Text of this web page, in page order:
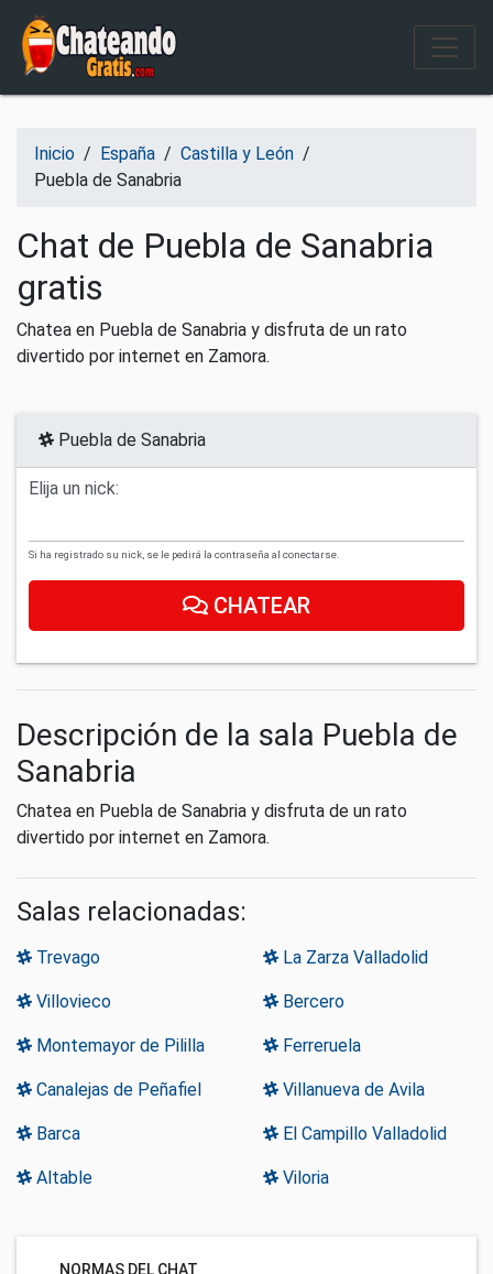
Salir del contenido
Inicio / España / Castilla y León /
Puebla de Sanabria
Chat de Puebla de Sanabria
gratis
Chatea en Puebla de Sanabria y disfruta de un rato
divertido por internet en Zamora.
Puebla de Sanabria
Elija un nick:
Si ha registrado su nick, se le pedirá la contraseña al conectarse.
CHATEAR
Descripción de la sala Puebla de
Sanabria
Chatea en Puebla de Sanabria y disfruta de un rato
divertido por internet en Zamora.
Salas relacionadas:
Trevago La Zarza Valladolid
Villovieco Bercero
Montemayor de Pililla Ferreruela
Canalejas de Peñafiel Villanueva de Avila
Barca El Campillo Valladolid
Altable Viloria
NORMAS DEL CHAT